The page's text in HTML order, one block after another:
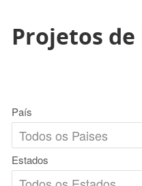
Projetos de
País
Estados